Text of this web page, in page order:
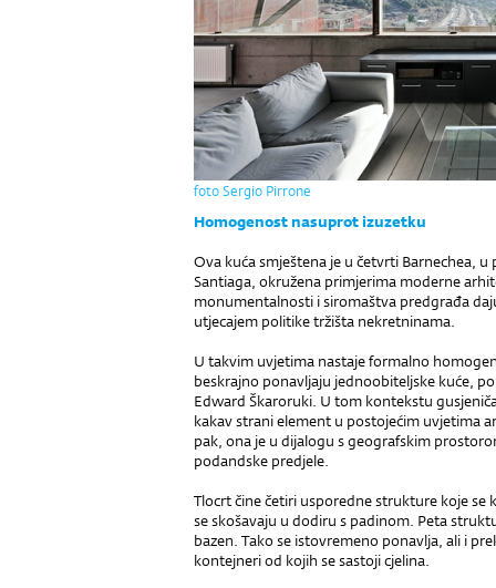
foto Sergio Pirrone
Homogenost nasuprot izuzetku
Ova kuća smještena je u četvrti Barnechea,
Santiaga, okružena primjerima moderne
monumentalnosti i siromaštva predgrađa
utjecajem politike tržišta nekretninama.
U takvim uvjetima nastaje formalno
beskrajno ponavljaju jednoobiteljske kuće,
Edward Škaroruki. U tom kontekstu
kakav strani element u postojećim uvjetima
pak, ona je u dijalogu s geografskim
podandske predjele.
Tlocrt čine četiri usporedne strukture koje
se skošavaju u dodiru s padinom. Peta
bazen. Tako se istovremeno ponavlja, ali i
kontejneri od kojih se sastoji cjelina.